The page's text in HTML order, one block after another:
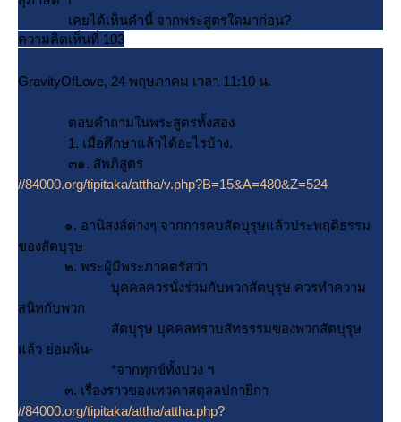
เคยได้เห็นคำนี้ จากพระสูตรใดมาก่อน?
ความคิดเห็นที่ 103
GravityOfLove, 24 พฤษภาคม เวลา 11:10 น.
ตอบคำถามในพระสูตรทั้งสอง
1. เมื่อศึกษาแล้วได้อะไรบ้าง.
๓๑. สัพภิสูตร
//84000.org/tipitaka/attha/v.php?B=15&A=480&Z=524
๑. อานิสงส์ต่างๆ จากการคบสัตบุรุษแล้วประพฤติธรรม
ของสัตบุรุษ
๒. พระผู้มีพระภาคตรัสว่า
บุคคลควรนั่งร่วมกับพวกสัตบุรุษ ควรทำความ
สนิทกับพวก
สัตบุรุษ บุคคลทราบสัทธรรมของพวกสัตบุรุษ
ล้ว ย่อมพ้น-
*จากทุกข์ทั้งปวง ฯ
๓. เรื่องราวของเทวดาสตุลลปกายิกา
//84000.org/tipitaka/attha/attha.php?